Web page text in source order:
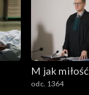
M jak miłość
odc. 1364